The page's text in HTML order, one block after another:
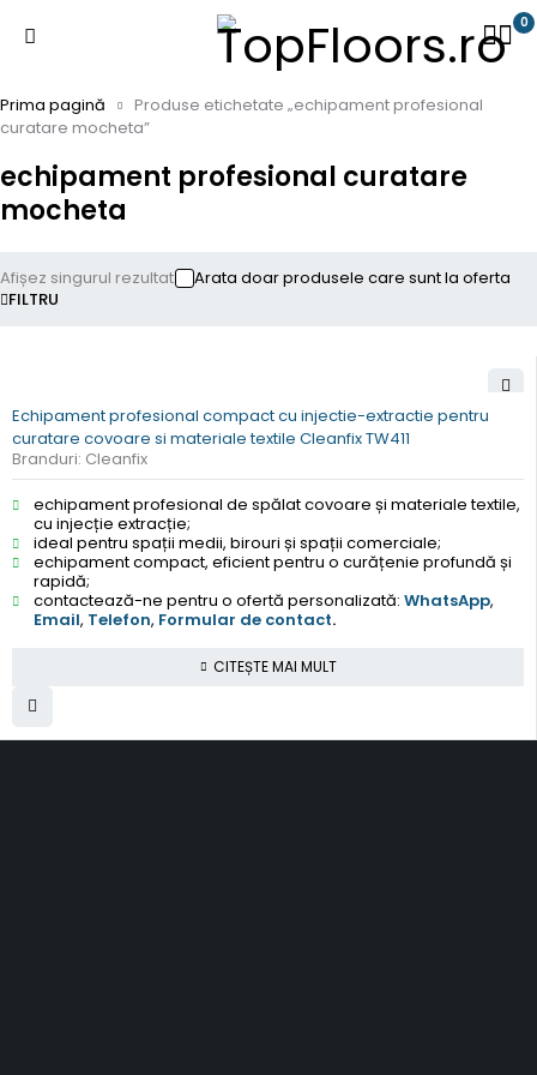
0
echipament profesional curatare
mocheta
Prima pagină
Produse etichetate „echipament profesional
curatare mocheta”
FILTRU
Afișez singurul rezultat Arata doar produsele care sunt la oferta
Echipament profesional compact cu injectie-extractie pentru
curatare covoare si materiale textile Cleanfix TW411
Branduri: Cleanfix
echipament profesional de spălat covoare și materiale textile,
cu injecție extracție;
ideal pentru spații medii, birouri și spații comerciale;
echipament compact, eficient pentru o curățenie profundă și
rapidă;
contactează-ne pentru o ofertă personalizată: WhatsApp,
Email, Telefon, Formular de contact.
CITEȘTE MAI MULT